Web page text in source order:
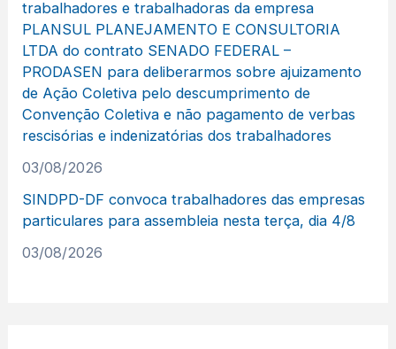
trabalhadores e trabalhadoras da empresa
PLANSUL PLANEJAMENTO E CONSULTORIA
LTDA do contrato SENADO FEDERAL –
PRODASEN para deliberarmos sobre ajuizamento
de Ação Coletiva pelo descumprimento de
Convenção Coletiva e não pagamento de verbas
rescisórias e indenizatórias dos trabalhadores
03/08/2026
SINDPD-DF convoca trabalhadores das empresas
particulares para assembleia nesta terça, dia 4/8
03/08/2026